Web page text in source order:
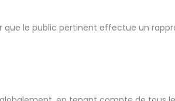
le public pertinent effectue un